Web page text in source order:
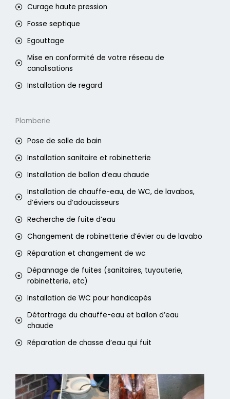
Curage haute pression
Fosse septique
Egouttage
Mise en conformité de votre réseau de
canalisations
Installation de regard
Plomberie
Pose de salle de bain
Installation sanitaire et robinetterie
Installation de ballon d’eau chaude
Installation de chauffe-eau, de WC, de lavabos,
d’éviers ou d’adoucisseurs
Recherche de fuite d’eau
Changement de robinetterie d’évier ou de lavabo
Réparation et changement de wc
Dépannage de fuites (sanitaires, tuyauterie,
robinetterie, etc)
Installation de WC pour handicapés
Détartrage du chauffe-eau et ballon d’eau
chaude
Réparation de chasse d’eau qui fuit